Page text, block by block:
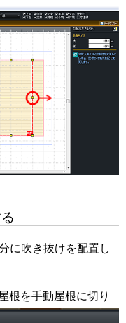
に吹き抜けを配置し
根を手動屋根に切り